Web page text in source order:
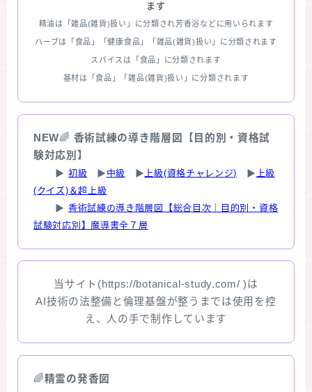
ます
精油は「雑品(雑貨)扱い」に分類され芳香浴などに用いられます
ハーブは「食品」「健康食品」「雑品(雑貨)扱い」に分類されます
スパイスは「食品」に分類されます
基材は「食品」「雑品(雑貨)扱い」に分類されます
NEW🌈 香術試練の導き階層図【目的別・資格試
験対応別】
▶ 初級 ▶ 中級 ▶ 上級(資格チャレンジ) ▶ 上級
(クイズ)＆超上級
▶ 香術試練の導き階層図【総合目次｜目的別・資格
試験対応別】魔導書全７層
当サイト(https://botanical-study.com/ )は
AI技術の法整備と倫理基盤が整うまでは使用を控
え、人の手で制作しています
🌈精霊の発香図